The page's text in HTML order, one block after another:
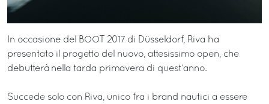
In occasione del BOOT 2017 di Düsseldorf, Riva ha
presentato il progetto del nuovo, attesissimo open, che
debutterà nella tarda primavera di quest’anno.
Succede solo con Riva, unico fra i brand nautici a essere